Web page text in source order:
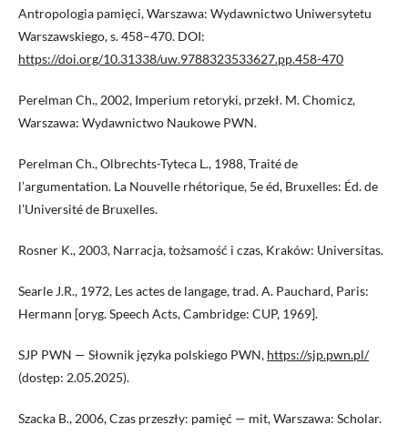
Antropologia pamięci, Warszawa: Wydawnictwo Uniwersytetu
Warszawskiego, s. 458–470. DOI:
https://doi.org/10.31338/uw.9788323533627.pp.458-470
Perelman Ch., 2002, Imperium retoryki, przekł. M. Chomicz,
Warszawa: Wydawnictwo Naukowe PWN.
Perelman Ch., Olbrechts-Tyteca L., 1988, Traité de
l’argumentation. La Nouvelle rhétorique, 5e éd, Bruxelles: Éd. de
l’Université de Bruxelles.
Rosner K., 2003, Narracja, tożsamość i czas, Kraków: Universitas.
Searle J.R., 1972, Les actes de langage, trad. A. Pauchard, Paris:
Hermann [oryg. Speech Acts, Cambridge: CUP, 1969].
SJP PWN — Słownik języka polskiego PWN, https://sjp.pwn.pl/
(dostęp: 2.05.2025).
Szacka B., 2006, Czas przeszły: pamięć — mit, Warszawa: Scholar.